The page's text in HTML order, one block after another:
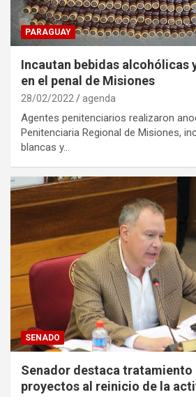
PARAGUAY
Incautan bebidas alcohólicas
en el penal de Misiones
28/02/2022 agenda
Agentes penitenciarios realizaron
Penitenciaria Regional de Misiones,
blancas y…
SENADO
Senador destaca
proyectos al reinicio de la